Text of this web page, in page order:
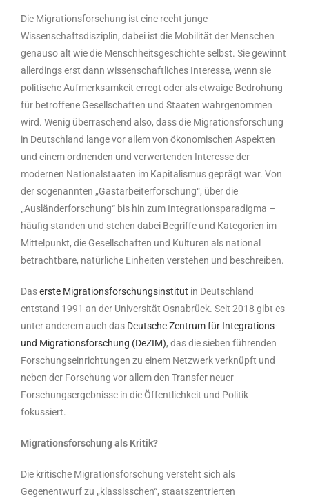
Die Migrationsforschung ist eine recht junge
Wissenschaftsdisziplin, dabei ist die Mobilität der Menschen
genauso alt wie die Menschheitsgeschichte selbst. Sie gewinnt
allerdings erst dann wissenschaftliches Interesse, wenn sie
politische Aufmerksamkeit erregt oder als etwaige Bedrohung
für betroffene Gesellschaften und Staaten wahrgenommen
wird. Wenig überraschend also, dass die Migrationsforschung
in Deutschland lange vor allem von ökonomischen Aspekten
und einem ordnenden und verwertenden Interesse der
modernen Nationalstaaten im Kapitalismus geprägt war. Von
der sogenannten „Gastarbeiterforschung“, über die
„Ausländerforschung“ bis hin zum Integrationsparadigma –
häufig standen und stehen dabei Begriffe und Kategorien im
Mittelpunkt, die Gesellschaften und Kulturen als national
betrachtbare, natürliche Einheiten verstehen und beschreiben.
Daserste Migrationsforschungsinstitut in Deutschland
entstand 1991 an der Universität Osnabrück. Seit 2018 gibt es
unter anderem auch das Deutsche Zentrum für Integrations-
und Migrationsforschung (DeZIM), das die sieben führenden
Forschungseinrichtungen zu einem Netzwerk verknüpft und
neben der Forschung vor allem den Transfer neuer
Forschungsergebnisse in die Öffentlichkeit und Politik
fokussiert.
Migrationsforschung als Kritik?
Die kritische Migrationsforschung versteht sich als
Gegenentwurf zu „klassisschen“, staatszentrierten